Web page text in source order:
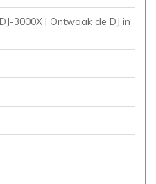
3000X | Ontwaak de DJ in